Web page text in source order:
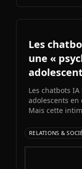
Les
une «
Les chatbots
adolescents
Mais cette
alertent sur
psychose IA »
des relations
RELATIONS &